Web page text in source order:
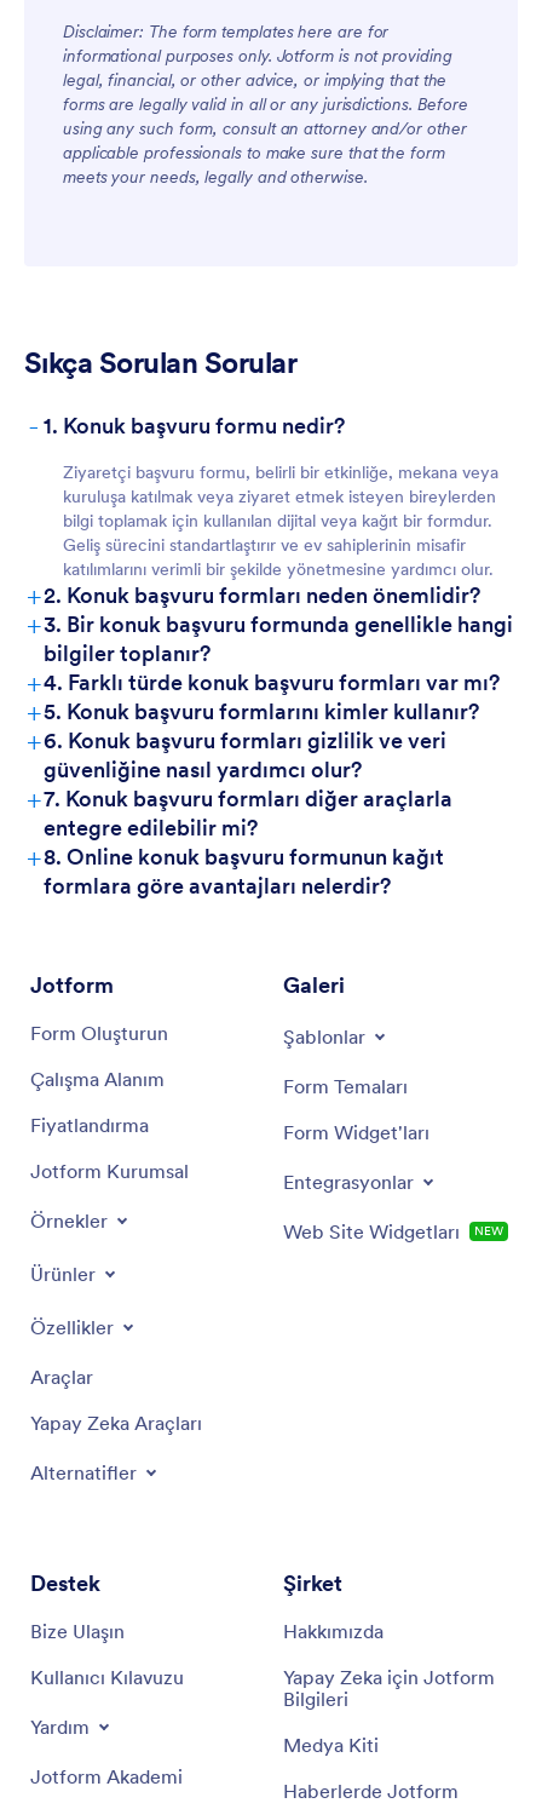
Disclaimer: The form templates here are for
informational purposes only. Jotform is not providing
legal, financial, or other advice, or implying that the
forms are legally valid in all or any jurisdictions. Before
using any such form, consult an attorney and/or other
applicable professionals to make sure that the form
meets your needs, legally and otherwise.
Sıkça Sorulan Sorular
- 1. Konuk başvuru formu nedir?
Ziyaretçi başvuru formu, belirli bir etkinliğe, mekana veya
kuruluşa katılmak veya ziyaret etmek isteyen bireylerden
bilgi toplamak için kullanılan dijital veya kağıt bir formdur.
Geliş sürecini standartlaştırır ve ev sahiplerinin misafir
katılımlarını verimli bir şekilde yönetmesine yardımcı olur.
+2. Konuk başvuru formları neden önemlidir?
+3. Bir konuk başvuru formunda genellikle hangi
bilgiler toplanır?
+4. Farklı türde konuk başvuru formları var mı?
+5. Konuk başvuru formlarını kimler kullanır?
+6. Konuk başvuru formları gizlilik ve veri
güvenliğine nasıl yardımcı olur?
+7. Konuk başvuru formları diğer araçlarla
entegre edilebilir mi?
+8. Online konuk başvuru formunun kağıt
formlara göre avantajları nelerdir?
Jotform
Form Oluşturun
Çalışma Alanım
Fiyatlandırma
Jotform Kurumsal
Örnekler
Ürünler
Özellikler
Araçlar
Yapay Zeka Araçları
Alternatifler
Galeri
Şablonlar
Form Temaları
Form Widget'ları
Entegrasyonlar
Web Site Widgetları YENİ
Destek
Bize Ulaşın
Kullanıcı Kılavuzu
Yardım
Jotform Akademi
Şirket
Hakkımızda
Yapay Zeka için Jotform
Bilgileri
Medya Kiti
Haberlerde Jotform